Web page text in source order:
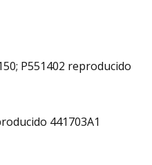
P551402 reproducido
441703A1